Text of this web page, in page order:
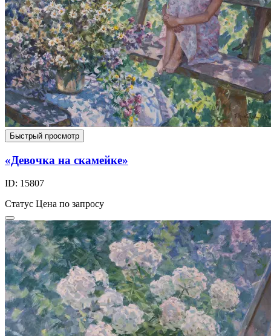
Быстрый просмотр
«Девочка на скамейке»
ID: 15807
Статус Цена по запросу